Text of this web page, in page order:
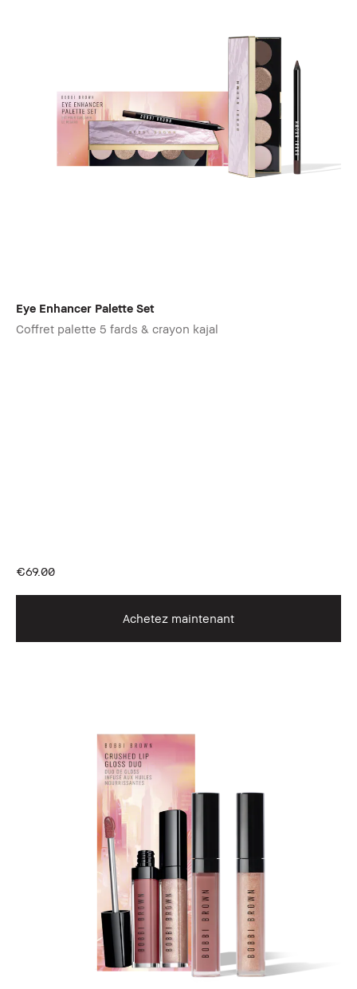
Eye Enhancer Palette Set
Coffret palette 5 fards & crayon kajal
€69.00
Achetez maintenant